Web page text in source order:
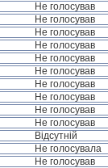
Не голосував
Не голосував
Не голосував
Не голосував
Не голосував
Не голосував
Не голосував
Не голосував
Не голосував
Не голосував
Відсутній
Не голосувала
Не голосував